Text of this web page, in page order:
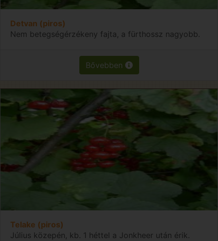
Detvan (piros)
Nem betegségérzékeny fajta, a fürthossz nagyobb.
Bővebben
Telake (piros)
Július közepén, kb. 1 héttel a Jonkheer után érik.